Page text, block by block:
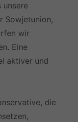
unsere
Sowjetunion,
wir
Eine
aktiver und
die